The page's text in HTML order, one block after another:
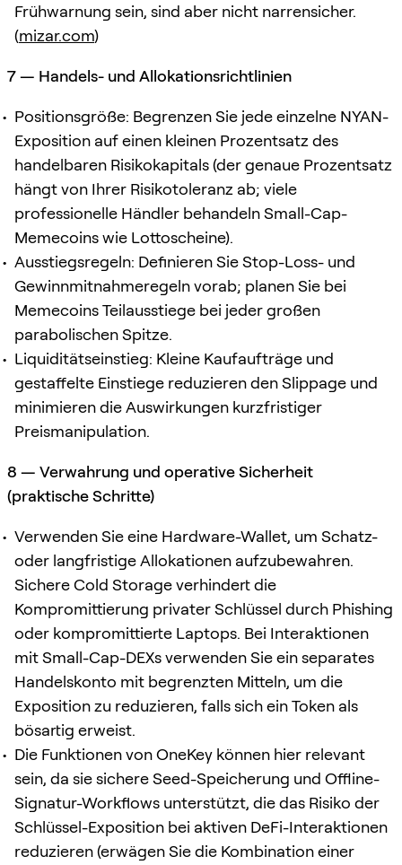
Frühwarnung sein, sind aber nicht narrensicher.
(mizar.com)
7 — Handels- und Allokationsrichtlinien
Positionsgröße: Begrenzen Sie jede einzelne NYAN-
Exposition auf einen kleinen Prozentsatz des
handelbaren Risikokapitals (der genaue Prozentsatz
hängt von Ihrer Risikotoleranz ab; viele
professionelle Händler behandeln Small-Cap-
Memecoins wie Lottoscheine).
Ausstiegsregeln: Definieren Sie Stop-Loss- und
Gewinnmitnahmeregeln vorab; planen Sie bei
Memecoins Teilausstiege bei jeder großen
parabolischen Spitze.
Liquiditätseinstieg: Kleine Kaufaufträge und
gestaffelte Einstiege reduzieren den Slippage und
minimieren die Auswirkungen kurzfristiger
Preismanipulation.
8 — Verwahrung und operative Sicherheit
(praktische Schritte)
Verwenden Sie eine Hardware-Wallet, um Schatz-
oder langfristige Allokationen aufzubewahren.
Sichere Cold Storage verhindert die
Kompromittierung privater Schlüssel durch Phishing
oder kompromittierte Laptops. Bei Interaktionen
mit Small-Cap-DEXs verwenden Sie ein separates
Handelskonto mit begrenzten Mitteln, um die
Exposition zu reduzieren, falls sich ein Token als
bösartig erweist.
Die Funktionen von OneKey können hier relevant
sein, da sie sichere Seed-Speicherung und Offline-
Signatur-Workflows unterstützt, die das Risiko der
Schlüssel-Exposition bei aktiven DeFi-Interaktionen
reduzieren (erwägen Sie die Kombination einer